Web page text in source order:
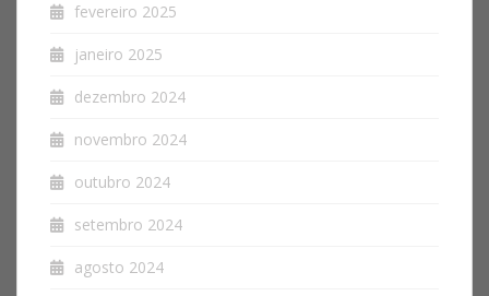
fevereiro 2025
janeiro 2025
dezembro 2024
novembro 2024
outubro 2024
setembro 2024
agosto 2024